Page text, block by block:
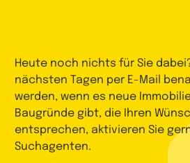
Heute noch nichts für Sie
nächsten Tagen per E-Mail
werden, wenn es neue
Baugründe gibt, die Ihren
entsprechen, aktivieren Sie
Suchagenten.